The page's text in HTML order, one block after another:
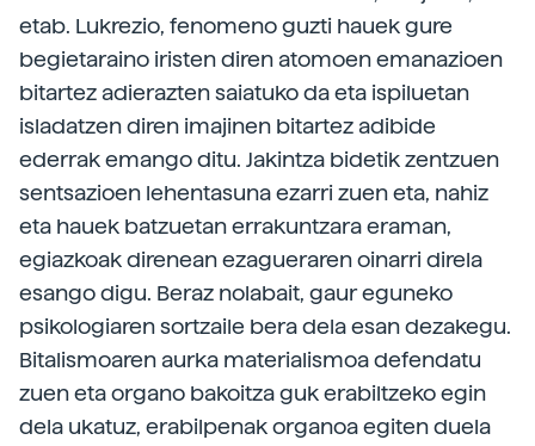
etab. Lukrezio, fenomeno guzti hauek gure
begietaraino iristen diren atomoen emanazioen
bitartez adierazten saiatuko da eta ispiluetan
isladatzen diren imajinen bitartez adibide
ederrak emango ditu. Jakintza bidetik zentzuen
sentsazioen lehentasuna ezarri zuen eta, nahiz
eta hauek batzuetan errakuntzara eraman,
egiazkoak direnean ezagueraren oinarri direla
esango digu. Beraz nolabait, gaur eguneko
psikologiaren sortzaile bera dela esan dezakegu.
Bitalismoaren aurka materialismoa defendatu
zuen eta organo bakoitza guk erabiltzeko egin
dela ukatuz, erabilpenak organoa egiten duela